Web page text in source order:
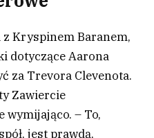
z Kryspinem Baranem,
dotyczące Aarona
za Trevora Clevenota.
Zawiercie
wymijająco. – To,
jest prawdą,